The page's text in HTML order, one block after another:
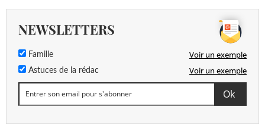
NEWSLETTERS
Famille Voir un exemple
Astuces de la rédac Voir un exemple